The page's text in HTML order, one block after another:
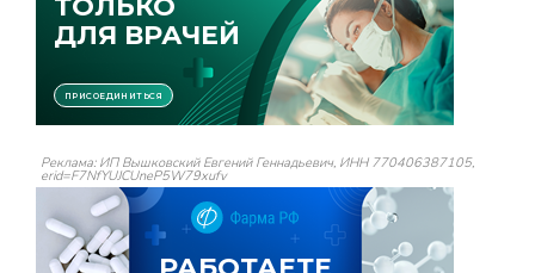
Реклама: ИП Вышковский Евгений Геннадьевич, ИНН 770406387105,
erid=F7NfYUJCUneP5W79xufv